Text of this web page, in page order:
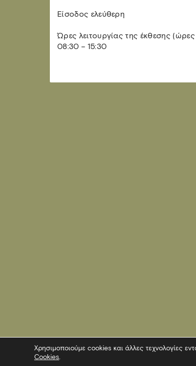
Είσοδος ελεύθερη
Ώρες λειτουργίας της έκθεσης
08:30 – 15:30
Χρησιμοποιούμε cookies και άλλες τεχνολογίες
Cookies.